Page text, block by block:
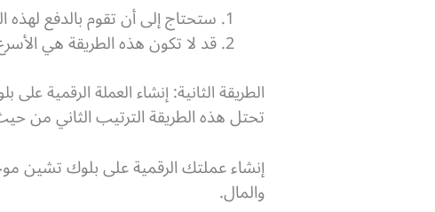
ستحتاج إلى أن تقوم بالدفع لهذه
قد لا تكون هذه الطريقة هي
الطريقة الثانية: إنشاء العملة الرقمية
تحتل هذه الطريقة الترتيب الثاني من
إنشاء عملتك الرقمية على بلوك تشين
والمال.